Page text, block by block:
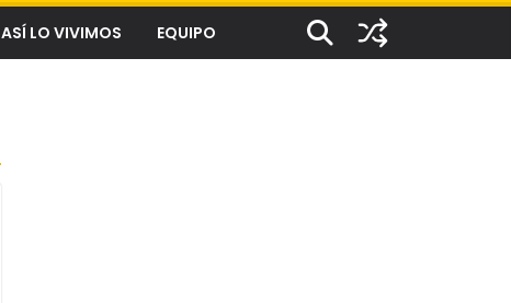
ASÍ LO VIVIMOS EQUIPO